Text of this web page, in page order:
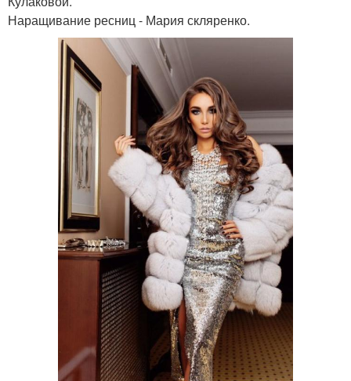
Наращивание ресниц - Мария скляренко.